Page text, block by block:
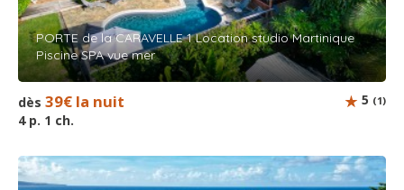
PORTE de la CARAVELLE 1 Location studio Martinique
Piscine SPA vue mer
dès 39€ la nuit
4 p. 1 ch.
5 (1)